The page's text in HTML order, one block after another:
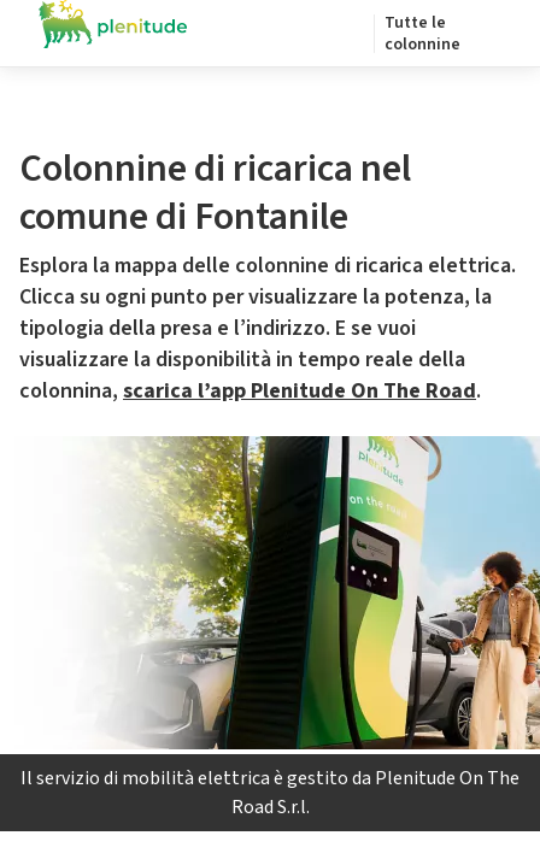
Tutte le
colonnine
Colonnine di ricarica nel
comune di Fontanile
Esplora la mappa delle colonnine di ricarica elettrica.
Clicca su ogni punto per visualizzare la potenza, la
tipologia della presa e l’indirizzo. E se vuoi
visualizzare la disponibilità in tempo reale della
colonnina, scarica l’app Plenitude On The Road.
Il servizio di mobilità elettrica è gestito da Plenitude On The
Road S.r.l.